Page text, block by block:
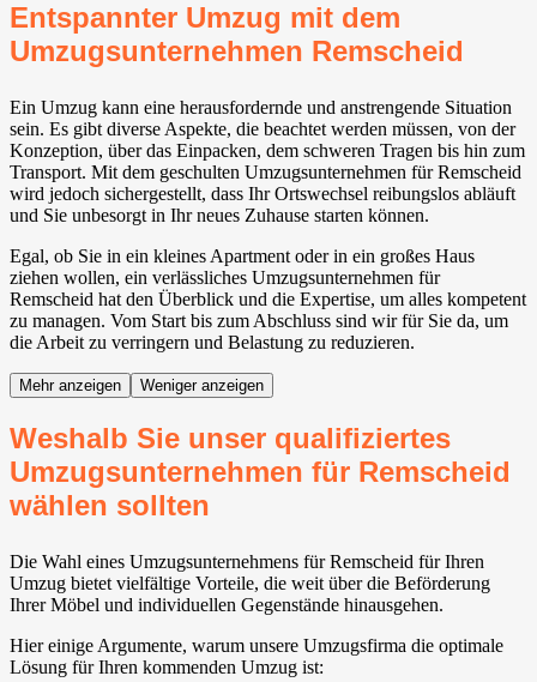
Entspannter Umzug mit dem
Umzugsunternehmen Remscheid
Ein Umzug kann eine herausfordernde und anstrengende Situation
sein. Es gibt diverse Aspekte, die beachtet werden müssen, von der
Konzeption, über das Einpacken, dem schweren Tragen bis hin zum
Transport. Mit dem geschulten Umzugsunternehmen für Remscheid
wird jedoch sichergestellt, dass Ihr Ortswechsel reibungslos abläuft
und Sie unbesorgt in Ihr neues Zuhause starten können.
Egal, ob Sie in ein kleines Apartment oder in ein großes Haus
ziehen wollen, ein verlässliches Umzugsunternehmen für
Remscheid hat den Überblick und die Expertise, um alles kompetent
zu managen. Vom Start bis zum Abschluss sind wir für Sie da, um
die Arbeit zu verringern und Belastung zu reduzieren.
Mehr anzeigen Weniger anzeigen
Weshalb Sie unser qualifiziertes
Umzugsunternehmen für Remscheid
wählen sollten
Die Wahl eines Umzugsunternehmens für Remscheid für Ihren
Umzug bietet vielfältige Vorteile, die weit über die Beförderung
Ihrer Möbel und individuellen Gegenstände hinausgehen.
Hier einige Argumente, warum unsere Umzugsfirma die optimale
Lösung für Ihren kommenden Umzug ist: